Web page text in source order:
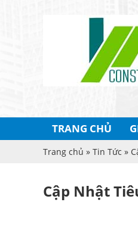
TRANG CHỦ
Trang chủ » Tin Tức »
Cập Nhật